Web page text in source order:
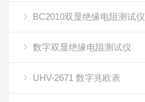
BC2010双显绝缘电阻测试仪
数字双显绝缘电阻测试仪
UHV-2671 数字兆欧表